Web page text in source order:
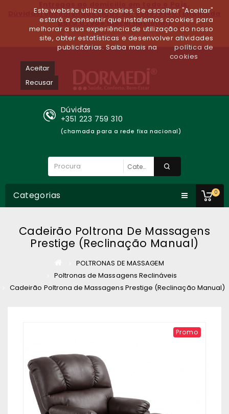
Dúvidas/encomendas Ligue Já: 930679140 (chamada
para a rede móvel nacional)
Lista de desejos (0)
0
Dúvidas
+351 223 759 310
(chamada para a rede fixa nacional)
Categorias
Cadeirão Poltrona De Massagens
Prestige (Reclinação Manual)
POLTRONAS DE MASSAGEM
Poltronas de Massagens Reclináveis
Cadeirão Poltrona de Massagens Prestige (Reclinação Manual)
Promo
Este website utiliza cookies. Se escolher "Aceitar"
estará a consentir que instalemos cookies para
melhorar a sua experiência de utilização do nosso
site, obter estatísticas e desenvolver atividades
publicitárias. Saiba mais na
política de
cookies
Aceitar
Recusar